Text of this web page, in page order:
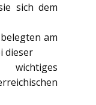
sich dem
am
dieser
wichtiges